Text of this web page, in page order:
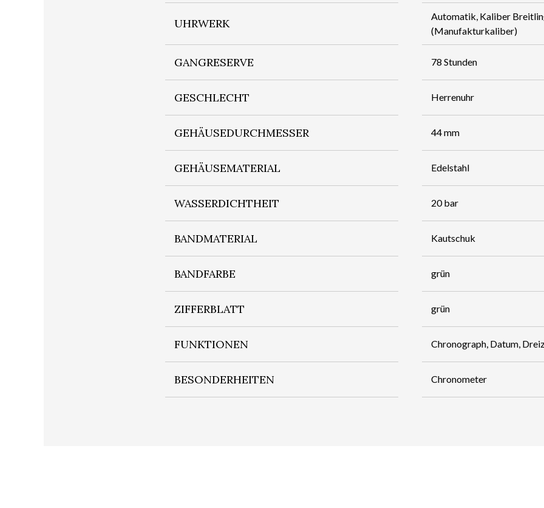
UHRWERK
Automatik, Kaliber
(Manufakturkaliber)
GANGRESERVE 78 Stunden
GESCHLECHT Herrenuhr
GEHÄUSEDURCHMESSER 44 mm
GEHÄUSEMATERIAL Edelstahl
WASSERDICHTHEIT 20 bar
BANDMATERIAL Kautschuk
BANDFARBE grün
ZIFFERBLATT grün
FUNKTIONEN Chronograph, Datum,
BESONDERHEITEN Chronometer